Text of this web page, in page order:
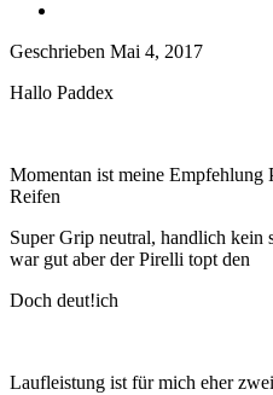
Geschrieben Mai 4, 2017
Hallo Paddex
Momentan ist meine
Reifen
Super Grip neutral, handlich kein
war gut aber der Pirelli topt den
Doch deut!ich
Laufleistung ist für mich eher